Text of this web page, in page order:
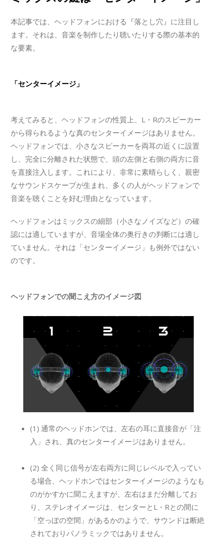
本記事では、ヘッドフォンにおける『落とし穴』に注目し
ます。それは、音楽を制作したり聴いたりする際の基本的
な要素。
「センターイメージ」
考えてみると、ヘッドフォンの性質上、L・Rのスピーカー
から得られるような真のセンターイメージはありません。
ヘッドフォンでは、小さなスピーカーを両耳の近くに設置
し、完全に分離された状態で、頭の左側と右側の両方に音
を直接注入します。これにより、非常に素晴らしく、親密
なサウンドスケープが生まれ、多くの人がヘッドフォンで
音楽を聴くことを好む理由となっています。
ヘッドフォンはミックスの細部（小さなノイズなど）の確
認には適していますが、音場全体の奥行きの判断には適し
ていません。それは「センターイメージ」も例外ではない
のです。
ヘッドフォンでの聞こえ方のイメージ図
(1) 通常のヘッドホンでは、左右の耳に直接音が「注
入」され、真のセンターイメージはありません。
(2) 全く同じ信号が左右両方に同じレベルで入ってい
る場合、ヘッドホンではセンターイメージのようなも
のがかすかに聞こえますが、左右はまだ分離してお
り、ステレオイメージは、センターとL・Rとの間に
「空っぽの空間」があるかのようで、サウンドは断絶
されておりパノラミックではありません。